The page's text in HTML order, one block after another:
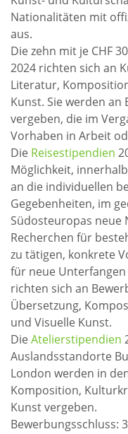
Nationalitäten mit
aus.
Die zehn mit je CHF
2024 richten sich an
Literatur,
Kunst. Sie werden
vergeben, die im
Vorhaben in Arbeit
Die Reisestipendien
Möglichkeit,
an die individuellen
Gegebenheiten, im
Südosteuropas neue
Recherchen für
zu tätigen, konkrete
für neue
richten sich an
Übersetzung,
und Visuelle Kunst.
Die Atelierstipendien
Auslandsstandorte
London werden in
Komposition,
Kunst vergeben.
Bewerbungsschluss: